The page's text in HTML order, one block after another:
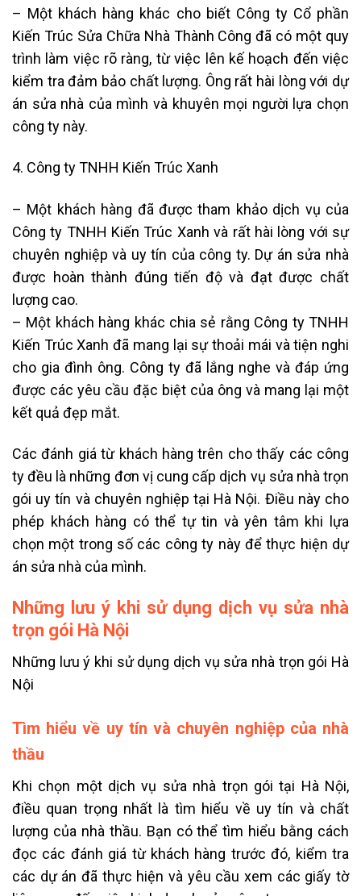
– Một khách hàng khác cho biết Công ty Cổ phần
Kiến Trúc Sửa Chữa Nhà Thành Công đã có một quy
trình làm việc rõ ràng, từ việc lên kế hoạch đến việc
kiểm tra đảm bảo chất lượng. Ông rất hài lòng với dự
án sửa nhà của mình và khuyên mọi người lựa chọn
công ty này.
4. Công ty TNHH Kiến Trúc Xanh
– Một khách hàng đã được tham khảo dịch vụ của
Công ty TNHH Kiến Trúc Xanh và rất hài lòng với sự
chuyên nghiệp và uy tín của công ty. Dự án sửa nhà
được hoàn thành đúng tiến độ và đạt được chất
lượng cao.
– Một khách hàng khác chia sẻ rằng Công ty TNHH
Kiến Trúc Xanh đã mang lại sự thoải mái và tiện nghi
cho gia đình ông. Công ty đã lắng nghe và đáp ứng
được các yêu cầu đặc biệt của ông và mang lại một
kết quả đẹp mắt.
Các đánh giá từ khách hàng trên cho thấy các công
ty đều là những đơn vị cung cấp dịch vụ sửa nhà trọn
gói uy tín và chuyên nghiệp tại Hà Nội. Điều này cho
phép khách hàng có thể tự tin và yên tâm khi lựa
chọn một trong số các công ty này để thực hiện dự
án sửa nhà của mình.
Những lưu ý khi sử dụng dịch vụ sửa nhà
trọn gói Hà Nội
Những lưu ý khi sử dụng dịch vụ sửa nhà trọn gói Hà
Nội
Tìm hiểu về uy tín và chuyên nghiệp của nhà
thầu
Khi chọn một dịch vụ sửa nhà trọn gói tại Hà Nội,
điều quan trọng nhất là tìm hiểu về uy tín và chất
lượng của nhà thầu. Bạn có thể tìm hiểu bằng cách
đọc các đánh giá từ khách hàng trước đó, kiểm tra
các dự án đã thực hiện và yêu cầu xem các giấy tờ